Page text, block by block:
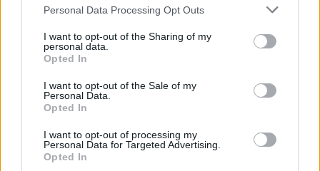
Personal Data Processing Opt Outs
I want to opt-out of the Sharing of my
personal data.
Opted In
I want to opt-out of the Sale of my
Personal Data.
Opted In
I want to opt-out of processing my
Personal Data for Targeted Advertising.
Opted In
Prisijungti komentatoriams